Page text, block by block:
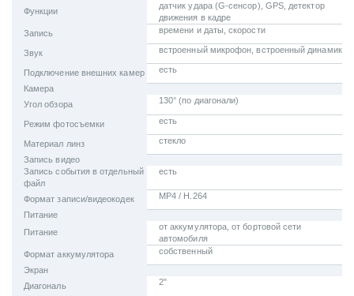
Функции
датчик удара (G-сенсор), GPS, детектор
движения в кадре
Запись
времени и даты, скорости
Звук встроенный микрофон, встроенный динамик
Подключение внешних камер
есть
Камера
Угол обзора
130° (по диагонали)
Режим фотосъемки есть
Материал линз
стекло
Запись видео
Запись события в отдельный
файл
есть
Формат записи/видеокодек
MP4 / H.264
Питание
Питание
от аккумулятора, от бортовой сети
автомобиля
Формат аккумулятора
собственный
Экран
Диагональ
2"